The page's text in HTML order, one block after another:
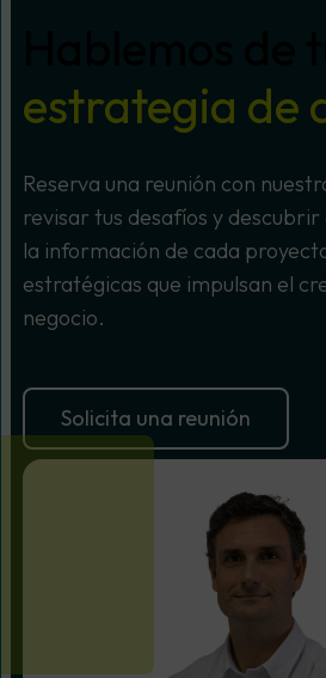
estrategia de
Reserva una reunión con
revisar tus desafíos y
la información de cada
estratégicas que impulsan el
negocio.
Solicita una reunión